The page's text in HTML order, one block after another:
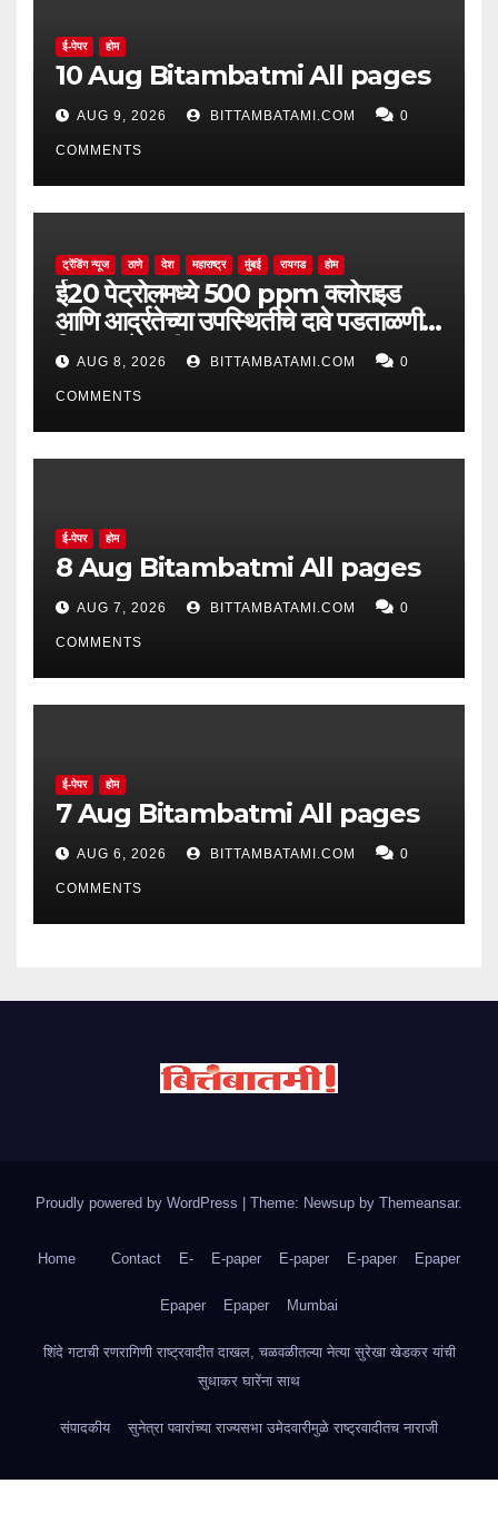
ई-पेपर होम
10 Aug Bitambatmi All pages
AUG 9, 2026 BITTAMBATAMI.COM 0
COMMENTS
ट्रेंडिंग न्यूज ठाणे देश महाराष्ट्र मुंबई रायगड होम
ई20 पेट्रोलमध्ये 500 ppm क्लोराइड
आणि आर्द्रतेच्या उपस्थितीचे दावे पडताळणीत
सिद्ध झाले नाहीत
AUG 8, 2026 BITTAMBATAMI.COM 0
COMMENTS
ई-पेपर होम
8 Aug Bitambatmi All pages
AUG 7, 2026 BITTAMBATAMI.COM 0
COMMENTS
ई-पेपर होम
7 Aug Bitambatmi All pages
AUG 6, 2026 BITTAMBATAMI.COM 0
COMMENTS
Proudly powered by WordPress | Theme: Newsup by Themeansar.
Home Contact E- E-paper E-paper E-paper Epaper
Epaper Epaper Mumbai
शिंदे गटाची रणरागिणी राष्ट्रवादीत दाखल, चळवळीतल्या नेत्या सुरेखा खेडकर यांची
सुधाकर घारेंना साथ
संपादकीय सुनेत्रा पवारांच्या राज्यसभा उमेदवारीमुळे राष्ट्रवादीतच नाराजी